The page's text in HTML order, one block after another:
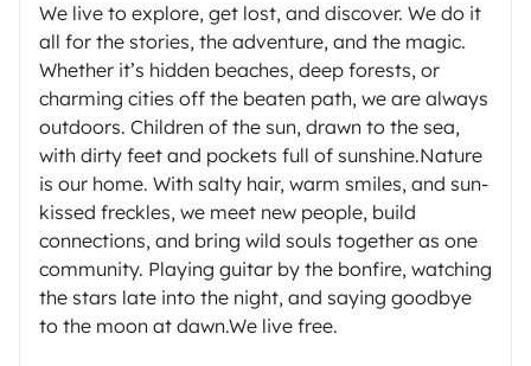
We live to explore, get lost, and discover. We do it
all for the stories, the adventure, and the magic.
Whether it’s hidden beaches, deep forests, or
charming cities off the beaten path, we are always
outdoors. Children of the sun, drawn to the sea,
with dirty feet and pockets full of sunshine.Nature
is our home. With salty hair, warm smiles, and sun-
kissed freckles, we meet new people, build
connections, and bring wild souls together as one
community. Playing guitar by the bonfire, watching
the stars late into the night, and saying goodbye
to the moon at dawn.We live free.